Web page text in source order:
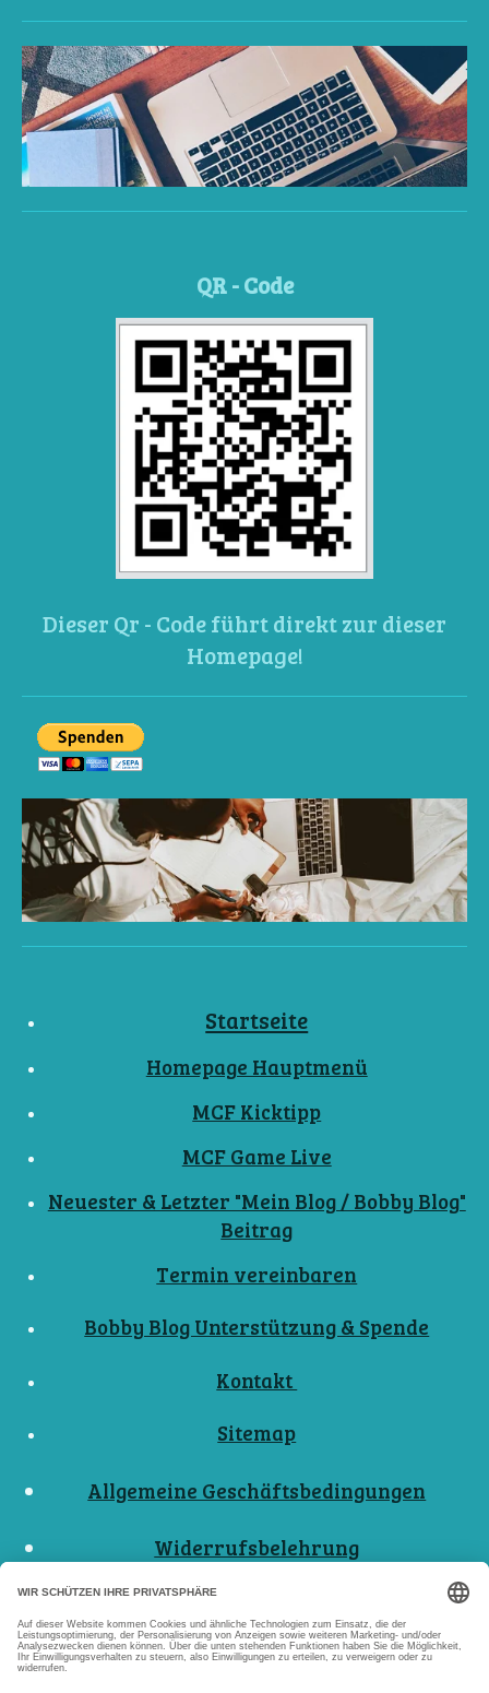
QR - Code
Dieser Qr - Code führt direkt zur dieser
Homepage!
Startseite
Homepage Hauptmenü
MCF Kicktipp
MCF Game Live
Neuester & Letzter "Mein Blog / Bobby Blog"
Beitrag
Termin vereinbaren
Bobby Blog Unterstützung & Spende
Kontakt
Sitemap
Allgemeine Geschäftsbedingungen
Widerrufsbelehrung
Nutzungsbedingungen
Datenschutzerklärungen